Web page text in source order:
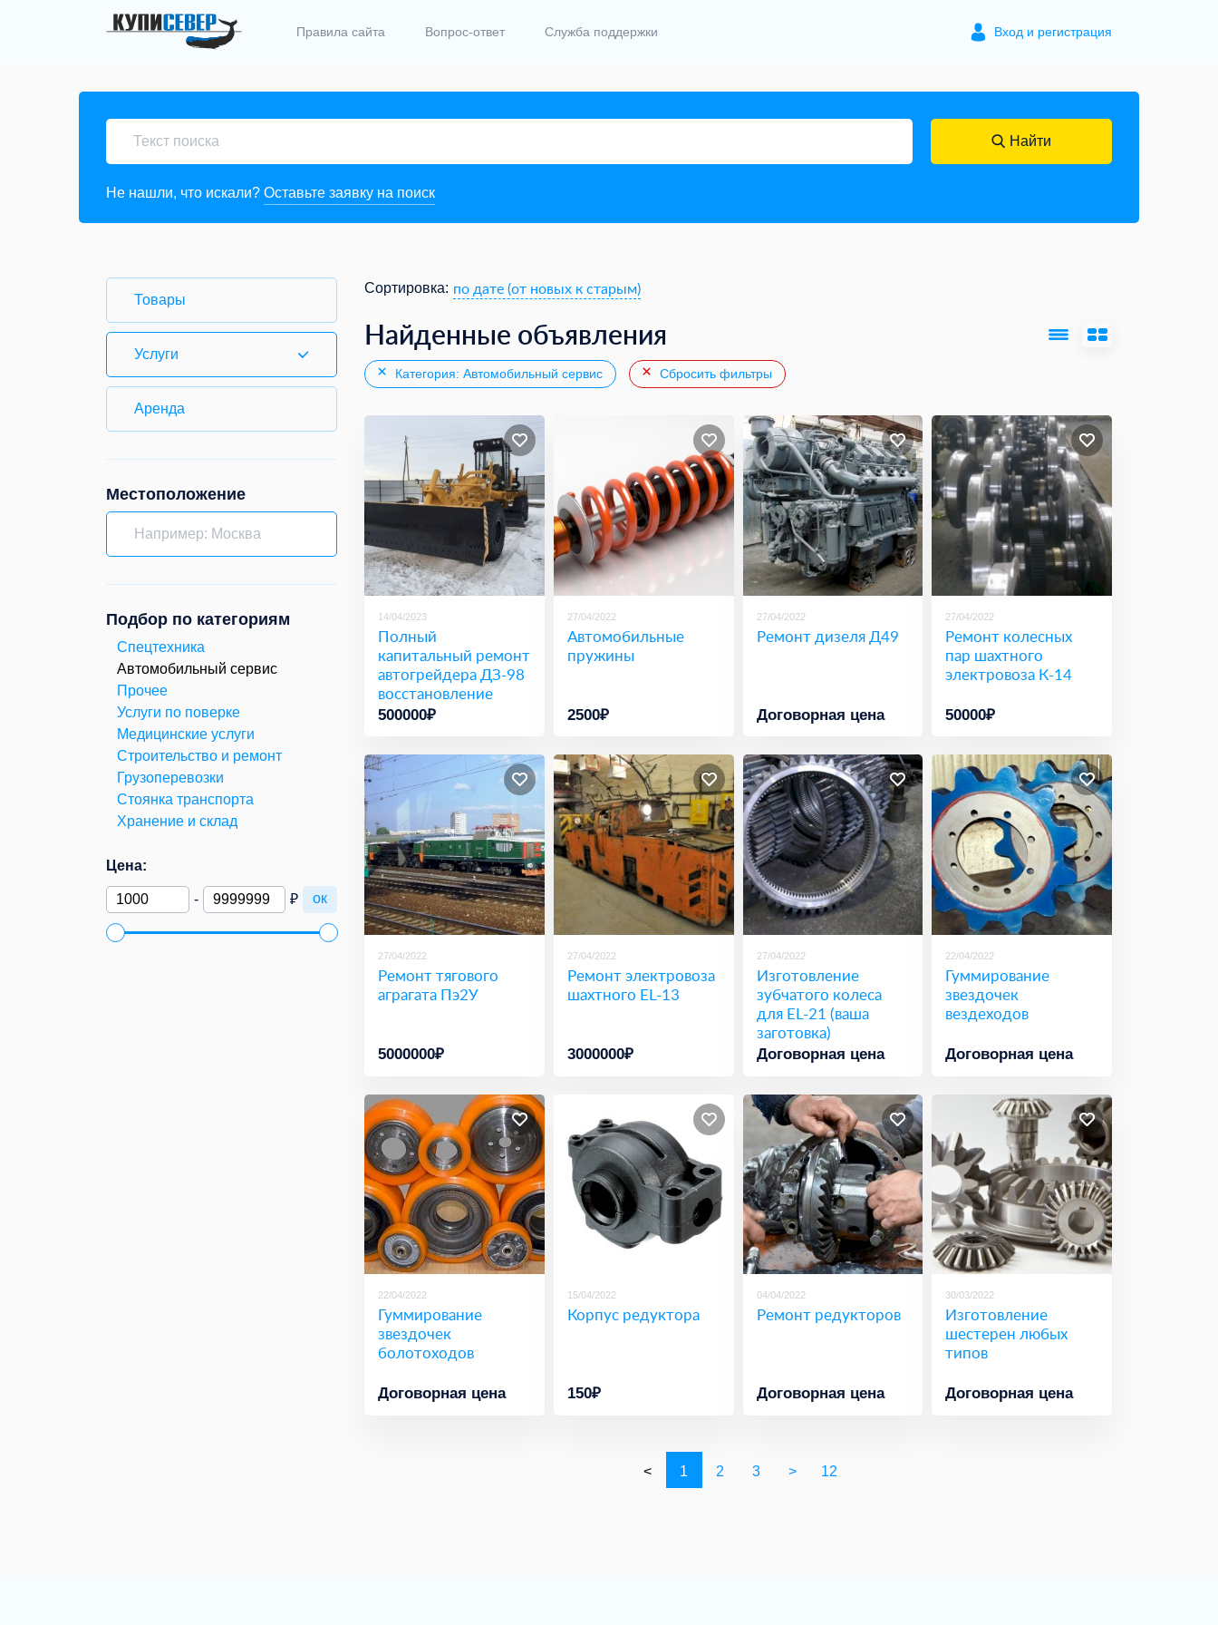
Правила сайта Вопрос-ответ Служба поддержки Вход и регистрация
Найти
Не нашли, что искали? Оставьте заявку на поиск
Товары
Услуги
Аренда
Местоположение
Подбор по категориям
Спецтехника
Автомобильный сервис
Прочее
Услуги по поверке
Медицинские услуги
Строительство и ремонт
Грузоперевозки
Стоянка транспорта
Хранение и склад
Цена:
- ₽ ок
Сортировка: по дате (от новых к старым)
Найденные объявления
Категория: Автомобильный сервис Сбросить фильтры
14/04/2023
Полный
капитальный ремонт
автогрейдера ДЗ-98
восстановление
500000₽
27/04/2022
Автомобильные
пружины
2500₽
27/04/2022
Ремонт дизеля Д49
Договорная цена
27/04/2022
Ремонт колесных
пар шахтного
электровоза К-14
50000₽
27/04/2022
Ремонт тягового
аграгата Пэ2У
5000000₽
27/04/2022
Ремонт электровоза
шахтного EL-13
3000000₽
27/04/2022
Изготовление
зубчатого колеса
для EL-21 (ваша
заготовка)
Договорная цена
22/04/2022
Гуммирование
звездочек
вездеходов
Договорная цена
22/04/2022
Гуммирование
звездочек
болотоходов
Договорная цена
15/04/2022
Корпус редуктора
150₽
04/04/2022
Ремонт редукторов
Договорная цена
30/03/2022
Изготовление
шестерен любых
типов
Договорная цена
< 1 2 3 > 12